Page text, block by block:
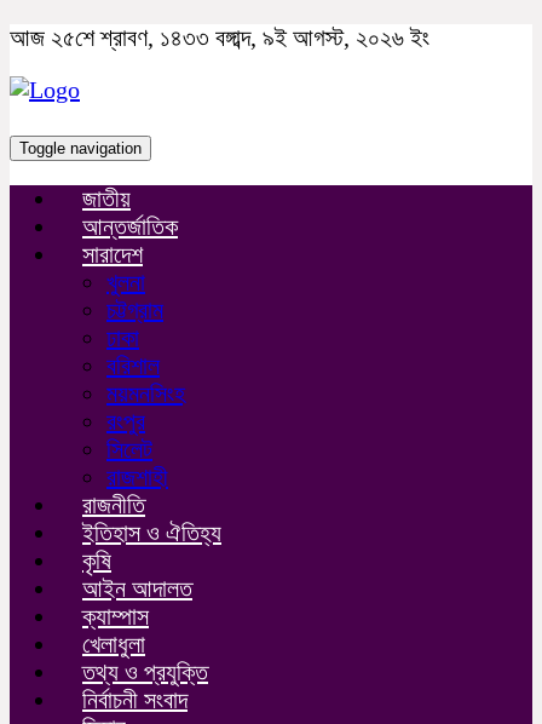
আজ ২৫শে শ্রাবণ, ১৪৩৩ বঙ্গাব্দ, ৯ই আগস্ট, ২০২৬ ইং
Toggle navigation
জাতীয়
আন্তর্জাতিক
সারাদেশ
খুলনা
চট্টগ্রাম
ঢাকা
বরিশাল
ময়মনসিংহ
রংপুর
সিলেট
রাজশাহী
রাজনীতি
ইতিহাস ও ঐতিহ্য
কৃষি
আইন আদালত
ক্যাম্পাস
খেলাধুলা
তথ্য ও প্রযুক্তি
নির্বাচনী সংবাদ